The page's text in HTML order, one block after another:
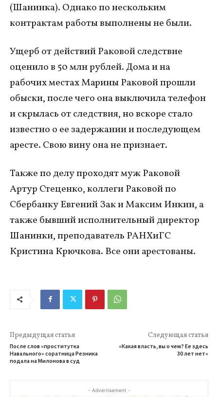
(Шанинка). Однако по нескольким
контрактам работы выполнены не были.
Ущерб от действий Раковой следствие
оценило в 50 млн рублей. Дома и на
рабочих местах Марины Раковой прошли
обыски, после чего она выключила телефон
и скрылась от следствия, но вскоре стало
известно о ее задержании и последующем
аресте. Свою вину она не признает.
Также по делу проходят муж Раковой
Артур Стеценко, коллеги Раковой по
Сбербанку Евгений Зак и Максим Инкин, а
также бывший исполнительный директор
Шанинки, преподаватель РАНХиГС
Кристина Крючкова. Все они арестованы.
Предыдущая статья
После слов «проститутка
Навального» соратница Резника
подала на Милонова в суд
Следующая статья
«Какая власть, вы о чем? Ее здесь
30 лет нет»
- Advertisement -